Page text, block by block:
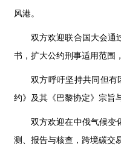
风港。
双方欢迎联合国大会通
书，扩大公约刑事适用范围
双方呼吁坚持共同但有
约》及其《巴黎协定》宗旨
双方欢迎在中俄气候变
测、报告与核查，跨境碳交